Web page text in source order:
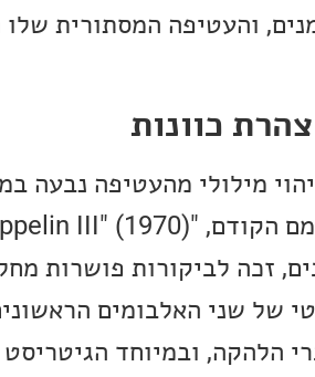
והעטיפה המסתורית
כוונות
מילולי מהעטיפה נבעה
זכה לביקורות פושרות
של שני האלבומים
הלהקה, ובמיוחד הגיטריסט